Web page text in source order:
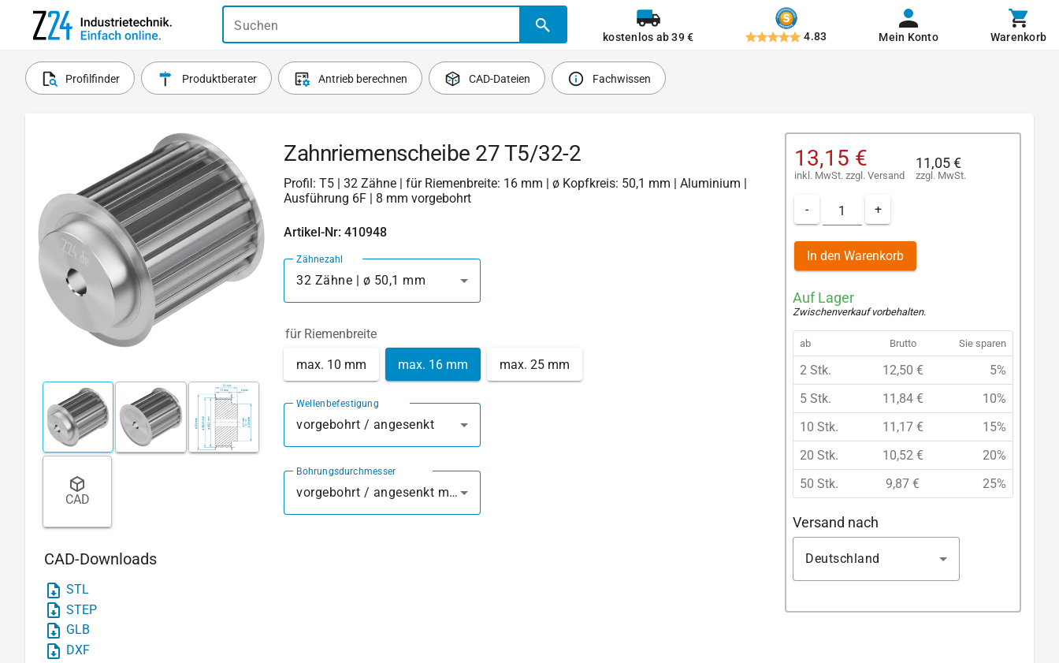
Suchen
kostenlos ab 39 € 4.83 Mein Konto Warenkorb
Profilfinder Produktberater Antrieb berechnen CAD-Dateien Fachwissen
CAD
CAD-Downloads
STL
STEP
GLB
DXF
Zahnriemenscheibe 27 T5/32-2
Profil: T5 | 32 Zähne | für Riemenbreite: 16 mm | ø Kopfkreis: 50,1 mm | Aluminium |
Ausführung 6F | 8 mm vorgebohrt
Artikel-Nr: 410948
Zähnezahl
32 Zähne | ø 50,1 mm
für Riemenbreite
max. 10 mm max. 16 mm max. 25 mm
Wellenbefestigung
vorgebohrt / angesenkt
Bohrungsdurchmesser
vorgebohrt / angesenkt mm
13,15 €
inkl. MwSt. zzgl. Versand
11,05 €
zzgl. MwSt.
- +
In den Warenkorb
Auf Lager
Zwischenverkauf vorbehalten.
ab Brutto Sie sparen
2 Stk. 12,50 €
5%
5 Stk.
11,84 €
10%
10 Stk.
11,17 €
15%
20 Stk.
10,52 €
20%
50 Stk.
9,87 € 25%
Versand nach
Deutschland